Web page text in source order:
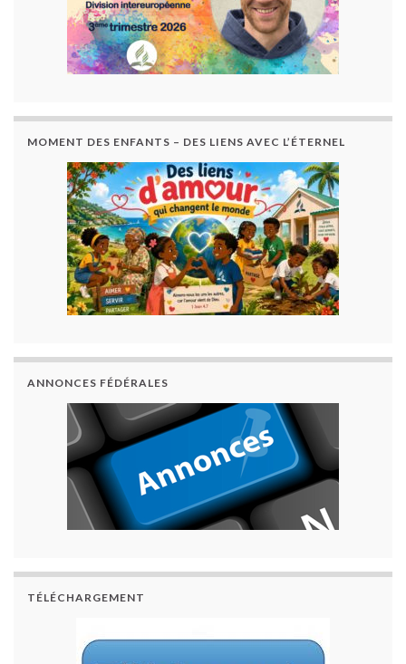
MOMENT DES ENFANTS – DES LIENS AVEC L’ÉTERNEL
ANNONCES FÉDÉRALES
TÉLÉCHARGEMENT